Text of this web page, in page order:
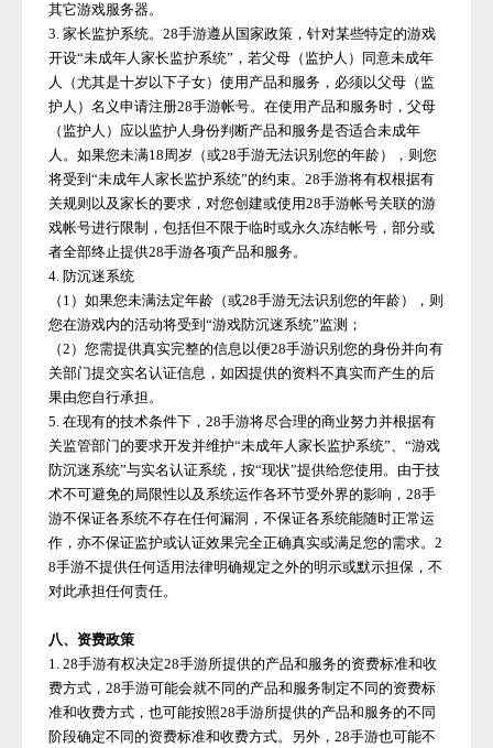
其它游戏服务器。
3. 家长监护系统。28手游遵从国家政策，针对某些特定的游戏
开设“未成年人家长监护系统”，若父母（监护人）同意未成年
人（尤其是十岁以下子女）使用产品和服务，必须以父母（监
护人）名义申请注册28手游帐号。在使用产品和服务时，父母
（监护人）应以监护人身份判断产品和服务是否适合未成年
人。如果您未满18周岁（或28手游无法识别您的年龄），则您
将受到“未成年人家长监护系统”的约束。28手游将有权根据有
关规则以及家长的要求，对您创建或使用28手游帐号关联的游
戏帐号进行限制，包括但不限于临时或永久冻结帐号，部分或
者全部终止提供28手游各项产品和服务。
4. 防沉迷系统
（ 1）如果您未满法定年龄（或28手游无法识别您的年龄），则
您在游戏内的活动将受到“游戏防沉迷系统”监测；
（2）您需提供真实完整的信息以便28手游识别您的身份并向有
关部门提交实名认证信息，如因提供的资料不真实而产生的后
果由您自行承担。
5. 在现有的技术条件下，28手游将尽合理的商业努力并根据有
关监管部门的要求开发并维护“未成年人家长监护系统”、“游戏
防沉迷系统”与实名认证系统，按“现状”提供给您使用。由于技
术不可避免的局限性以及系统运作各环节受外界的影响，28手
游不保证各系统不存在任何漏洞，不保证各系统能随时正常运
作，亦不保证监护或认证效果完全正确真实或满足您的需求。2
8手游不提供任何适用法律明确规定之外的明示或默示担保，不
对此承担任何责任。
八、资费政策
1.28手游有权决定28手游所提供的产品和服务的资费标准和收
费方式，28手游可能会就不同的产品和服务制定不同的资费标
准和收费方式，也可能按照28手游所提供的产品和服务的不同
阶段确定不同的资费标准和收费方式。另外，28手游也可能不